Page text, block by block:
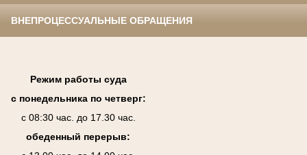
ВНЕПРОЦЕССУАЛЬНЫЕ ОБРАЩЕНИЯ
Режим работы суда
с понедельника по четверг:
с 08:30 час. до 17.30 час.
обеденный перерыв: